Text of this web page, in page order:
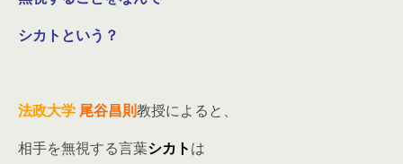
シカトという？
法政大学 尾谷昌則教授によると、
相手を無視する言葉シカトは